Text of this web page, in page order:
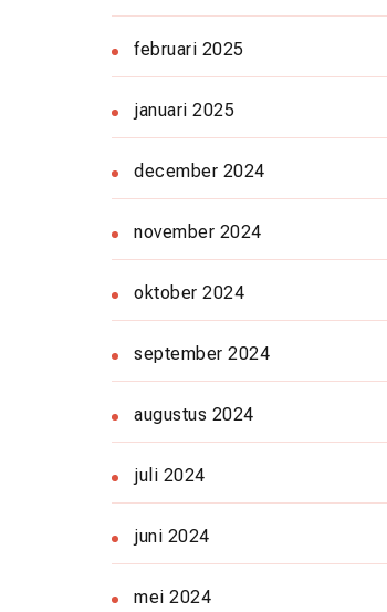
februari 2025
januari 2025
december 2024
november 2024
oktober 2024
september 2024
augustus 2024
juli 2024
juni 2024
mei 2024